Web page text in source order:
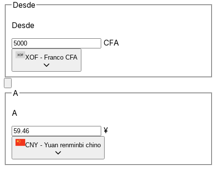
Desde
Desde
CFA
XOF - Franco CFA
A
A
¥
CNY - Yuan renminbi chino